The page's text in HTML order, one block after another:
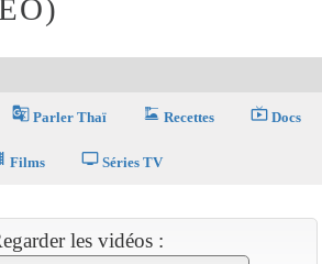
g_translate Parler Thaï dinner_dining Recettes live_tv Docs
Films tv Séries TV
les vidéos :